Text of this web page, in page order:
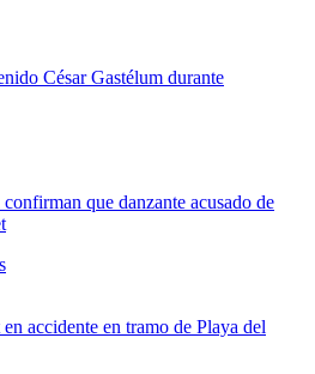
César Gastélum durante
que danzante acusado de
accidente en tramo de Playa del